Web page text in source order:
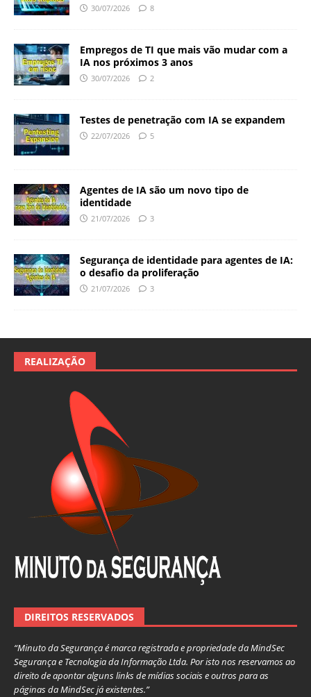
30/07/2026 8
Empregos de TI que mais vão mudar com a
IA nos próximos 3 anos
30/07/2026 2
Testes de penetração com IA se expandem
22/07/2026 5
Agentes de IA são um novo tipo de
identidade
21/07/2026 3
Segurança de identidade para agentes de IA:
o desafio da proliferação
21/07/2026 3
REALIZAÇÃO
DIREITOS RESERVADOS
“Minuto da Segurança é marca registrada e propriedade da MindSec
Segurança e Tecnologia da Informação Ltda. Por isto nos reservamos ao
direito de apontar alguns links de mídias sociais e outros para as
páginas da MindSec já existentes.”